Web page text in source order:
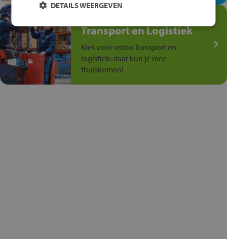
Transport en Logistiek
Kies voor vmbo Transport en
logistiek: daar kun je mee
thuiskomen!
DETAILS WEERGEVEN